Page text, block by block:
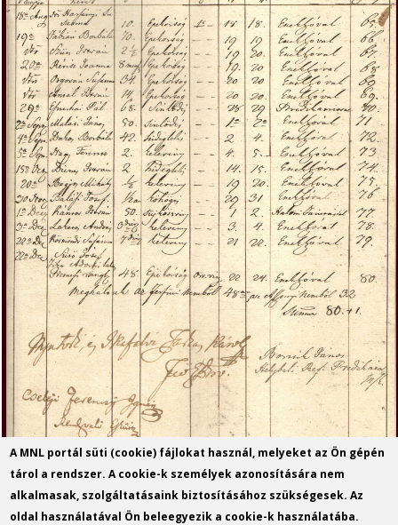
A MNL portál süti (cookie) fájlokat használ, melyeket az Ön gépén
tárol a rendszer. A cookie-k személyek azonosítására nem
alkalmasak, szolgáltatásaink biztosításához szükségesek. Az
oldal használatával Ön beleegyezik a cookie-k használatába.